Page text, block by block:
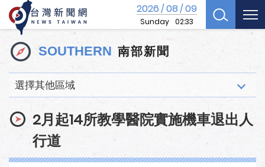
2026/08/09
Sunday 02:33
SOUTHERN 南部新聞
選擇其他區域
2月起14所教學醫院實施機車退出人
行道